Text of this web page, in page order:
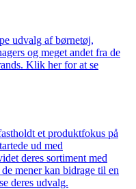
udvalg af børnetøj,
og meget andet fra de
Klik her for at se
et produktfokus på
ud med
deres sortiment med
mener kan bidrage til en
deres udvalg.